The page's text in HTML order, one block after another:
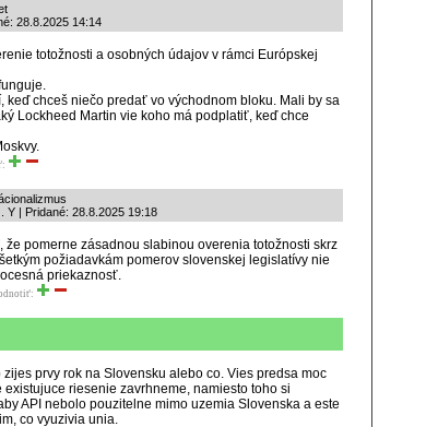
28.8.2025 14:14
totožnosti a osobných údajov v rámci Európskej
keď chceš niečo predať vo východnom bloku. Mali by sa
Lockheed Martin vie koho má podplatiť, keď chce
Y | Pridané: 28.8.2025 19:18
že pomerne zásadnou slabinou overenia totožnosti skrz
požiadavkám pomerov slovenskej legislatívy nie
priekaznosť.
prvy rok na Slovensku alebo co. Vies predsa moc
riesenie zavrhneme, namiesto toho si
API nebolo pouzitelne mimo uzemia Slovenska a este
co vyuzivia unia.